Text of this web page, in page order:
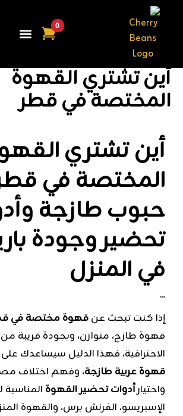
تشتري القهوة
في قطر
أين تشتري القهوة
المختصة في قطر:
حبوب طازجة
تحضير وجودة
في المنزل
إذا كنت تبحث عن قهوة مختصة في قطر
قهوة طازج، متوازن، وبجودة قريبة من
الاحترافية، فهذا الدليل سيساعدك على
قهوة عربية طازجة، وفهم اختلاف مصادر
واختيارأدوات تحضير القهوة
الإسبريسو، الفرنش برس، والقهوة المنزلية